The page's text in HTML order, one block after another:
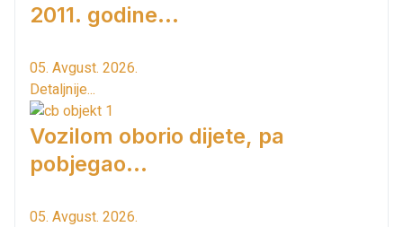
2011. godine...
05. Avgust. 2026.
Detaljnije...
Vozilom oborio dijete, pa
pobjegao...
05. Avgust. 2026.